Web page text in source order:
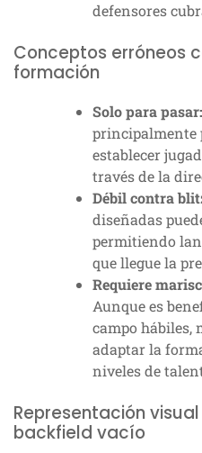
defensores
Conceptos erróneos
formación
Solo para pasar:
principalmente
establecer
través de la
Débil contra
diseñadas
permitiendo
que llegue la
Requiere
Aunque es
campo hábiles,
adaptar la
niveles de
Representación
backfield vacío